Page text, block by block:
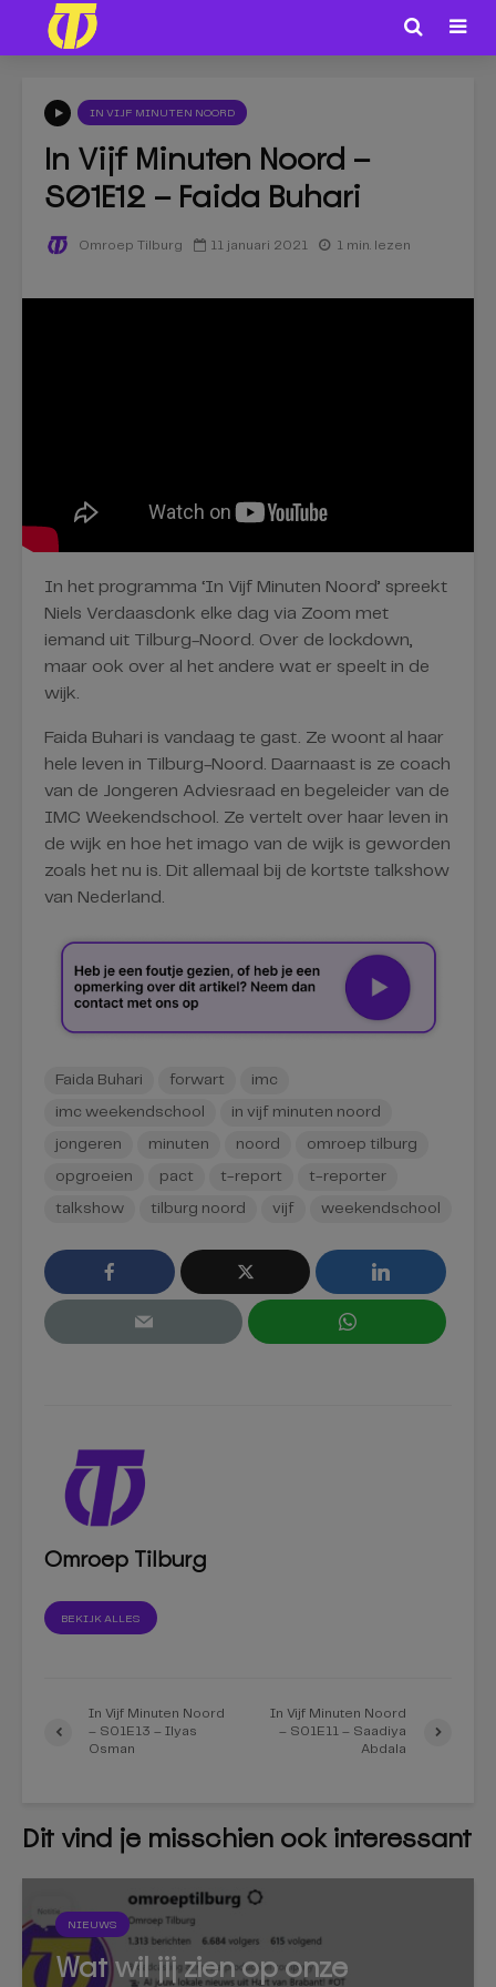
IN VIJF MINUTEN NOORD
In Vijf Minuten Noord –
S01E12 – Faida Buhari
Omroep Tilburg 11 januari 2021 1 min. lezen
In het programma ‘In Vijf Minuten Noord’ spreekt
Niels Verdaasdonk elke dag via Zoom met
iemand uit Tilburg-Noord. Over de lockdown,
maar ook over al het andere wat er speelt in de
wijk.
Faida Buhari is vandaag te gast. Ze woont al haar
hele leven in Tilburg-Noord. Daarnaast is ze coach
van de Jongeren Adviesraad en begeleider van de
IMC Weekendschool. Ze vertelt over haar leven in
de wijk en hoe het imago van de wijk is geworden
zoals het nu is. Dit allemaal bij de kortste talkshow
van Nederland.
Faida Buhari forwart imc
imc weekendschool in vijf minuten noord
jongeren minuten noord omroep tilburg
opgroeien pact t-report t-reporter
talkshow tilburg noord vijf weekendschool
Omroep Tilburg
BEKIJK ALLES
In Vijf Minuten Noord
– S01E13 – Ilyas
Osman
In Vijf Minuten Noord
– S01E11 – Saadiya
Abdala
Dit vind je misschien ook interessant
NIEUWS
Wat wil jij zien op onze